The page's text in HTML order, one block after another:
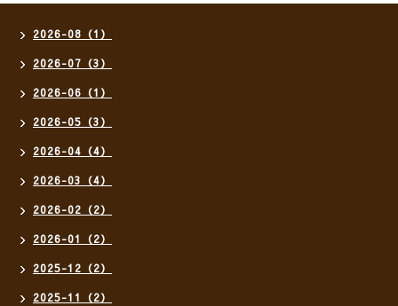
2026-08（1）
2026-07（3）
2026-06（1）
2026-05（3）
2026-04（4）
2026-03（4）
2026-02（2）
2026-01（2）
2025-12（2）
2025-11（2）